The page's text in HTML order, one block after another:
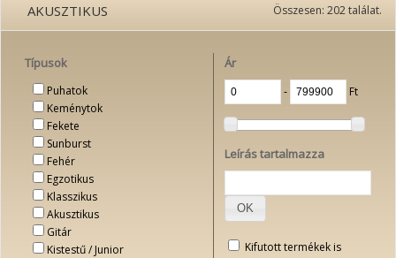
Összesen: 202találat.
AKUSZTIKUS
Típusok
Puhatok
Keménytok
Fekete
Sunburst
Fehér
Egzotikus
Klasszikus
Akusztikus
Gitár
Kistestű / Junior
Ár
‐ Ft
Leírás tartalmazza
OK
Kifutott termékek is